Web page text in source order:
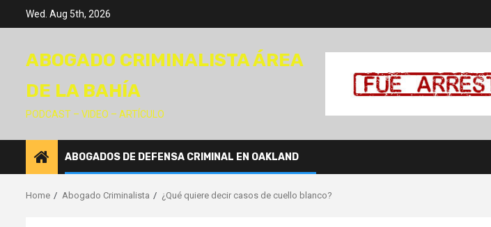
Wed. Aug 5th, 2026
ABOGADO CRIMINALISTA ÁREA
DE LA BAHÍA
PODCAST – VIDEO – ARTÍCULO
ABOGADOS DE DEFENSA CRIMINAL EN OAKLAND
Home Abogado Criminalista ¿Qué quiere decir casos de cuello blanco?